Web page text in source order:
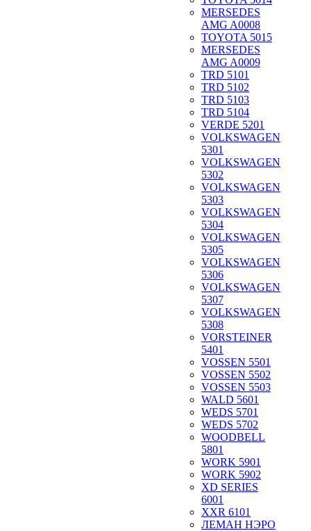
MERSEDES
AMG A0008
TOYOTA 5015
MERSEDES
AMG A0009
TRD 5101
TRD 5102
TRD 5103
TRD 5104
VERDE 5201
VOLKSWAGEN
5301
VOLKSWAGEN
5302
VOLKSWAGEN
5303
VOLKSWAGEN
5304
VOLKSWAGEN
5305
VOLKSWAGEN
5306
VOLKSWAGEN
5307
VOLKSWAGEN
5308
VORSTEINER
5401
VOSSEN 5501
VOSSEN 5502
VOSSEN 5503
WALD 5601
WEDS 5701
WEDS 5702
WOODBELL
5801
WORK 5901
WORK 5902
XD SERIES
6001
XXR 6101
ЛЕМАН НЭРО